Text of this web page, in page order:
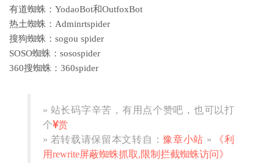
有道蜘蛛：YodaoBot和OutfoxBot
热土蜘蛛：Adminrtspider
搜狗蜘蛛：sogou spider
SOSO蜘蛛：sosospider
360搜蜘蛛：360spider
» 站长码字辛苦，有用点个赞吧，也可以打
个 赏
» 若转载请保留本文转自：豫章小站 »
《利
用rewrite屏蔽蜘蛛抓取,限制拦截蜘蛛访问》